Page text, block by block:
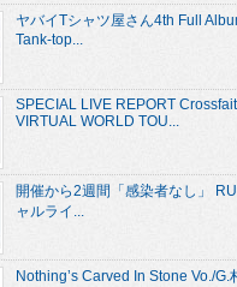
ヤバイTシャツ屋さん4th Full
Tank-top...
SPECIAL LIVE REPORT
VIRTUAL WORLD TOU...
開催から2週間「感染者なし」
ャルライ...
Nothing’s Carved In Stone Vo./